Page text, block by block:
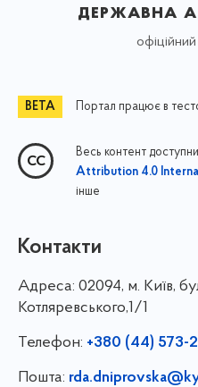
державна
Портал працює в
Весь контент
Attribution 4.0
інше
Контакти
Адреса: 02094, м. Київ,
Котляревського,1/1
Телефон: +380 (44) 573-
Пошта: